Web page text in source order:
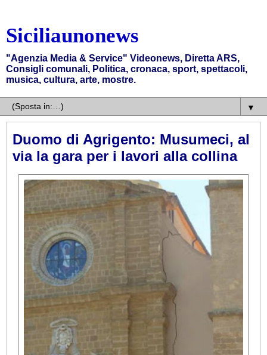
Siciliaunonews
"Agenzia Media & Service" Videonews, Diretta ARS,
Consigli comunali, Politica, cronaca, sport, spettacoli,
musica, cultura, arte, mostre.
▼
Duomo di Agrigento: Musumeci, al
via la gara per i lavori alla collina